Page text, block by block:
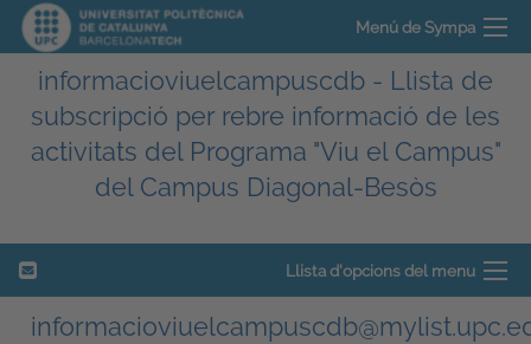
Menú de Sympa
informacioviuelcampuscdb - Llista de
subscripció per rebre informació de les
activitats del Programa "Viu el Campus"
del Campus Diagonal-Besòs
Llista d'opcions del menu